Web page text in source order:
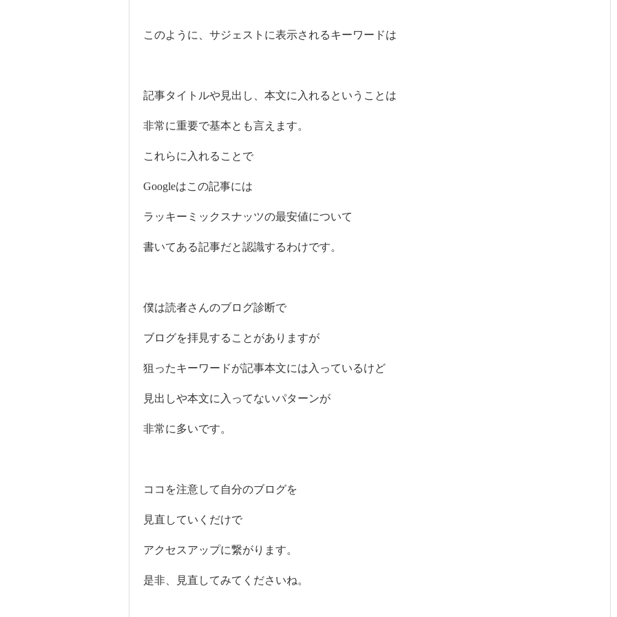
このように、サジェストに表示されるキーワードは
記事タイトルや見出し、本文に入れるということは
非常に重要で基本とも言えます。
これらに入れることで
Googleはこの記事には
ラッキーミックスナッツの最安値について
書いてある記事だと認識するわけです。
僕は読者さんのブログ診断で
ブログを拝見することがありますが
狙ったキーワードが記事本文には入っているけど
見出しや本文に入ってないパターンが
非常に多いです。
ココを注意して自分のブログを
見直していくだけで
アクセスアップに繋がります。
是非、見直してみてくださいね。